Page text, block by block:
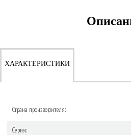
ХАРАКТЕРИСТИКИ
Страна производителя:
Серия: